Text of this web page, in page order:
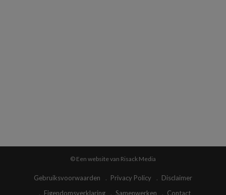
© Een website van Risack Media
Gebruiksvoorwaarden Privacy Policy
Disclaimer
Eigendomsverklaring
Samenwerken Contact